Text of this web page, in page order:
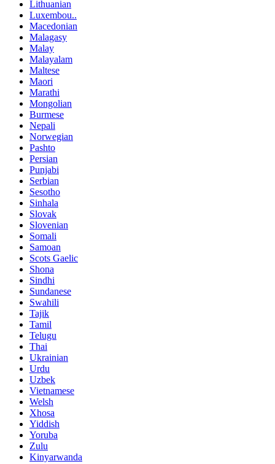
Lithuanian
Luxembou..
Macedonian
Malagasy
Malay
Malayalam
Maltese
Maori
Marathi
Mongolian
Burmese
Nepali
Norwegian
Pashto
Persian
Punjabi
Serbian
Sesotho
Sinhala
Slovak
Slovenian
Somali
Samoan
Scots Gaelic
Shona
Sindhi
Sundanese
Swahili
Tajik
Tamil
Telugu
Thai
Ukrainian
Urdu
Uzbek
Vietnamese
Welsh
Xhosa
Yiddish
Yoruba
Zulu
Kinyarwanda